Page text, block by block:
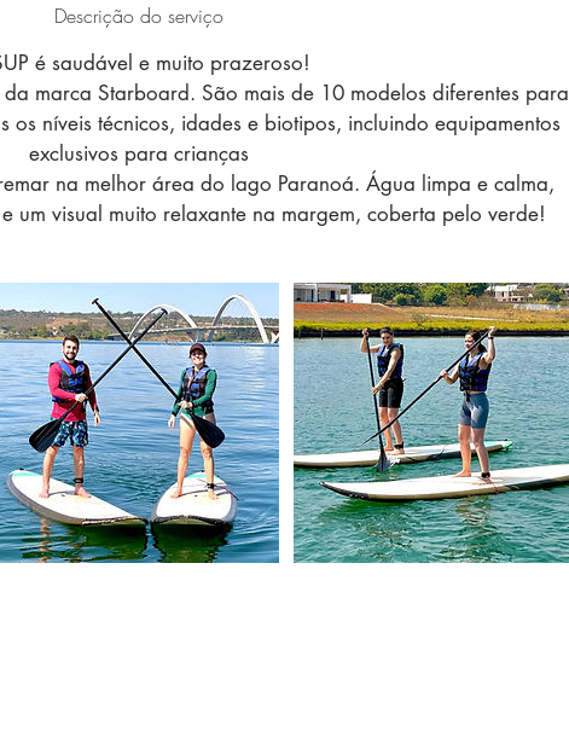
Descrição do serviço
é saudável e muito prazeroso!
marca Starboard. São mais de 10 modelos diferentes para
os níveis técnicos, idades e biotipos, incluindo equipamentos
exclusivos para crianças
na melhor área do lago Paranoá. Água limpa e calma,
um visual muito relaxante na margem, coberta pelo verde!